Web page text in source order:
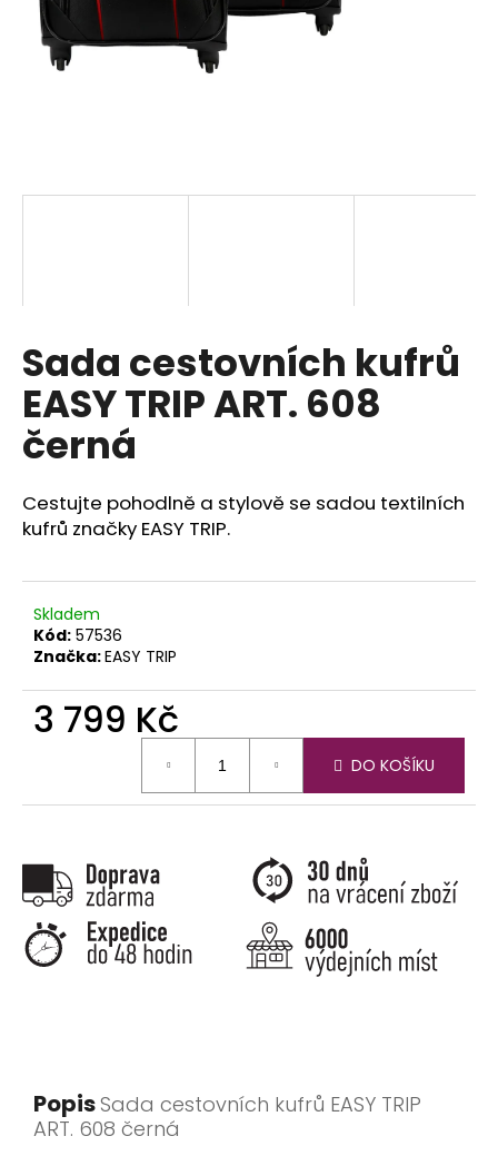
Sada cestovních kufrů
EASY TRIP ART. 608
černá
Cestujte pohodlně a stylově se sadou textilních
kufrů značky EASY TRIP.
Skladem
Kód: 57536
Značka:EASY TRIP
3 799 Kč
DO KOŠÍKU
PopisSada cestovních kufrů EASY TRIP
ART. 608 černá
a
D
o
p
o
r
č
u
e
m
e